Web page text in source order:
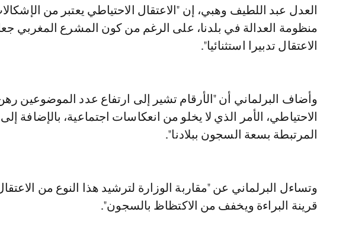
العدل عبد اللطيف وهبي، إن "الاعتقال الاحتياطي يعتبر من
منظومة العدالة في بلدنا، على الرغم من كون المشرع المغربي
الاعتقال تدبيرا استثنائيا".
وأضاف البرلماني أن "الأرقام تشير إلى ارتفاع عدد الموضوعين
الاحتياطي، الأمر الذي لا يخلو من انعكاسات اجتماعية، بالإضافة
المرتبطة بسعة السجون ببلادنا".
وتساءل البرلماني عن "مقاربة الوزارة لترشيد هذا النوع من
قرينة البراءة ويخفف من الاكتظاظ بالسجون".